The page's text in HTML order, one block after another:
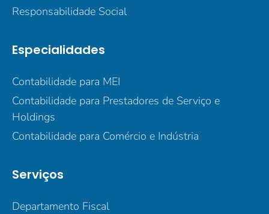
Responsabilidade Social
Especialidades
Contabilidade para MEI
Contabilidade para Prestadores de Serviço e
Holdings
Contabilidade para Comércio e Indústria
Serviços
Departamento Fiscal